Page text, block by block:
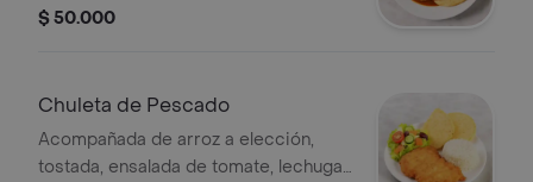
de tomate, lechuga, zanahoria y
$ 50.000
Chuleta de Pescado
Acompañada de arroz a elección,
tostada, ensalada de tomate, lechuga,